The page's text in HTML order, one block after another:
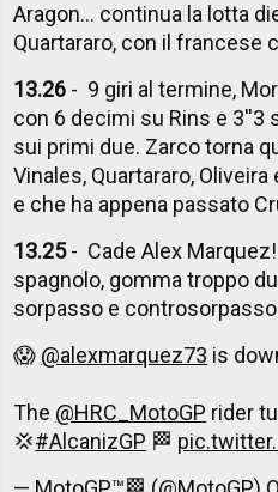
Aragon... continua la lotta
Quartararo, con il francese
13.26 - 9 giri al termine,
con 6 decimi su Rins e 3''3
sui primi due. Zarco torna
Vinales, Quartararo,
e che ha appena passato
13.25- Cade Alex
spagnolo, gomma troppo
sorpasso e controsorpasso
😱 @alexmarquez73 is
The @HRC_MotoGP rider
💢#AlcanizGP 🏁